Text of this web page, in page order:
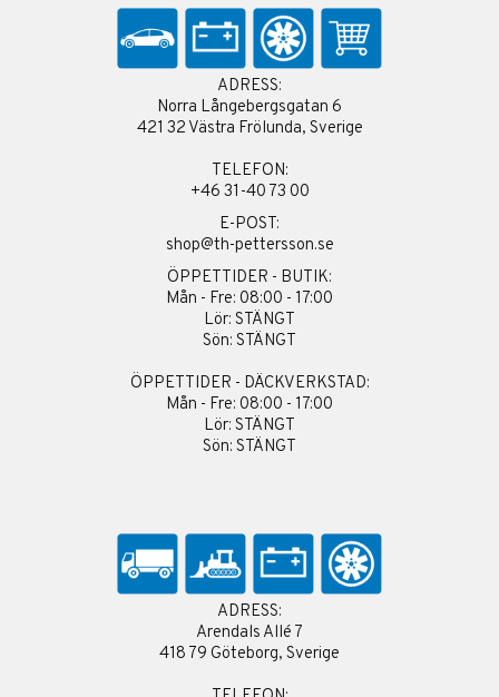
ADRESS:
Norra Långebergsgatan 6
421 32 Västra Frölunda, Sverige
TELEFON:
+46 31-40 73 00
E-POST:
shop@th-pettersson.se
ÖPPETTIDER - BUTIK:
Mån - Fre: 08:00 - 17:00
Lör: STÄNGT
Sön: STÄNGT
ÖPPETTIDER - DÄCKVERKSTAD:
Mån - Fre: 08:00 - 17:00
Lör: STÄNGT
Sön: STÄNGT
ADRESS:
Arendals Allé 7
418 79 Göteborg, Sverige